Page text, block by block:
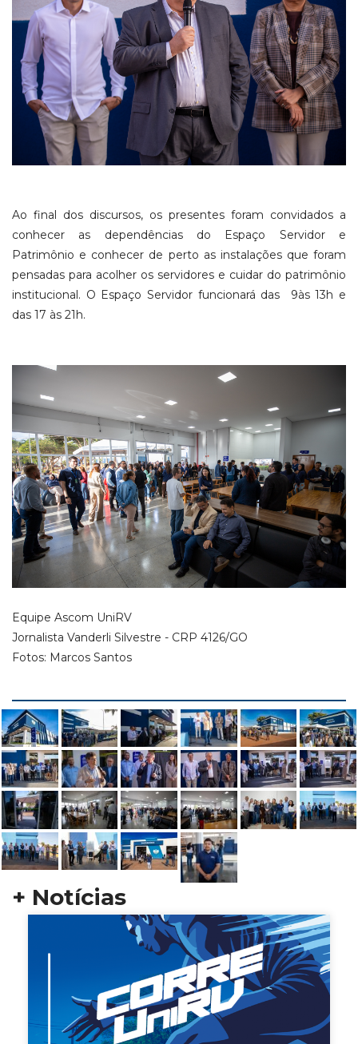
Ao final dos discursos, os presentes foram convidados a
conhecer as dependências do Espaço Servidor e
Patrimônio e conhecer de perto as instalações que foram
pensadas para acolher os servidores e cuidar do patrimônio
institucional. O Espaço Servidor funcionará das 9às 13h e
das 17 às 21h.
Equipe Ascom UniRV
Jornalista Vanderli Silvestre - CRP 4126/GO
Fotos: Marcos Santos
+ Notícias